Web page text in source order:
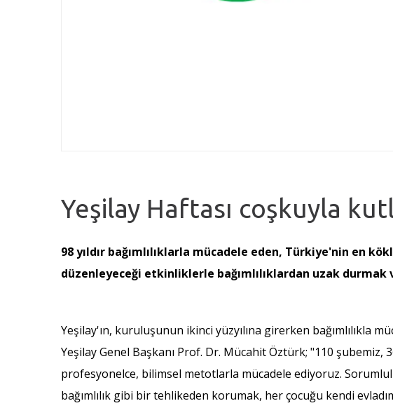
Yeşilay Haftası coşkuyla
98 yıldır bağımlılıklarla mücadele eden, Türkiye'nin en
düzenleyeceği etkinliklerle bağımlılıklardan uzak durmak
Yeşilay'ın, kuruluşunun ikinci yüzyılına girerken bağımlılıkla
Yeşilay Genel Başkanı Prof. Dr. Mücahit Öztürk; "110 şubemiz,
profesyonelce, bilimsel metotlarla mücadele ediyoruz.
bağımlılık gibi bir tehlikeden korumak, her çocuğu kendi